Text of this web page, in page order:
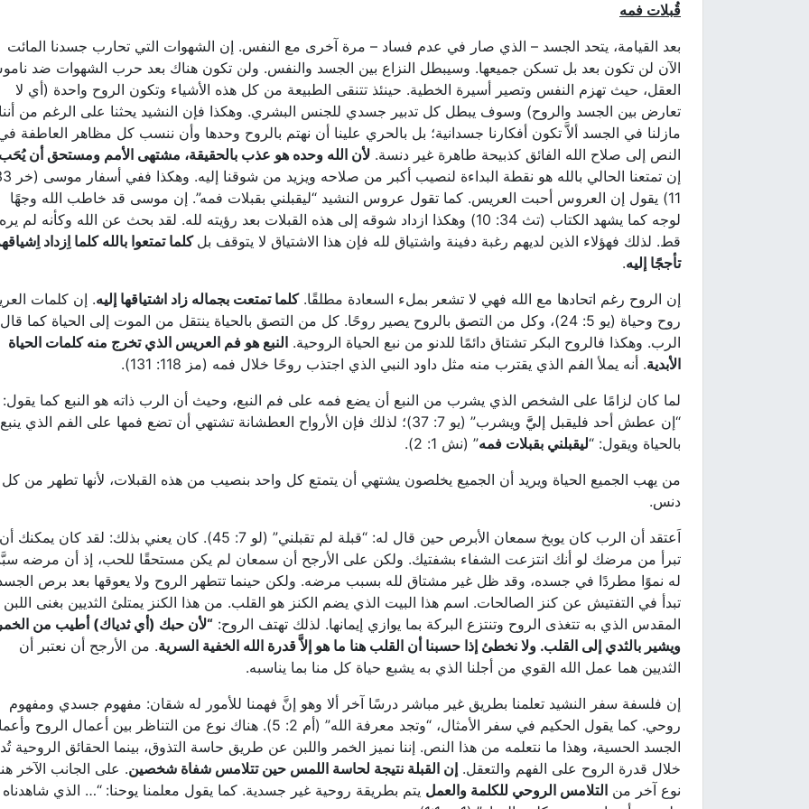
قُبلات فمه
بعد القيامة، يتحد الجسد – الذي صار في عدم فساد – مرة آخرى مع النفس. إن الشهوات التي تحارب جسدنا المائت
الآن لن تكون بعد بل تسكن جميعها. وسيبطل النزاع بين الجسد والنفس. ولن تكون هناك بعد حرب الشهوات ضد
العقل، حيث تهزم النفس وتصير أسيرة الخطية. حينئذ تتنقى الطبيعة من كل هذه الأشياء وتكون الروح واحدة (أي لا
تعارض بين الجسد والروح) وسوف يبطل كل تدبير جسدي للجنس البشري. وهكذا فإن النشيد يحثنا على الرغم من أننا
مازلنا في الجسد ألاَّ تكون أفكارنا جسدانية؛ بل بالحري علينا أن نهتم بالروح وحدها وأن ننسب كل مظاهر العاطفة
النص إلى صلاح الله الفائق كذبيحة طاهرة غير دنسة. لأن الله وحده هو عذب بالحقيقة، مشتهى الأمم ومستحق أن يُحَب
11) يقول إن العروس أحبت العريس. كما تقول عروس النشيد “ليقبلني بقبلات فمه”. إن موسى قد خاطب الله وجهًا
لوجه كما يشهد الكتاب (تث 34: 10) وهكذا ازداد شوقه إلى هذه القبلات بعد رؤيته لله. لقد بحث عن الله وكأنه لم يره
قط. لذلك فهؤلاء الذين لديهم رغبة دفينة واشتياق لله فإن هذا الاشتياق لا يتوقف بل كلما تمتعوا بالله كلما اِزداد
تأججًا إليه.
إن الروح رغم اتحادها مع الله فهي لا تشعر بملء السعادة مطلقًا.كلما تمتعت بجماله زاد اشتياقها إليه. إن كلمات
روح وحياة (يو 5: 24)، وكل من التصق بالروح يصير روحًا. كل من التصق بالحياة ينتقل من الموت إلى الحياة كما قال
الرب. وهكذا فالروح البكر تشتاق دائمًا للدنو من نبع الحياة الروحية. النبع هو فم العريس الذي تخرج منه كلمات الحياة
الأبدية. أنه يملأ الفم الذي يقترب منه مثل داود النبي الذي اجتذب روحًا خلال فمه (مز 118: 131).
لما كان لزامًا على الشخص الذي يشرب من النبع أن يضع فمه على فم النبع، وحيث أن الرب ذاته هو النبع كما يقول:
“إن عطش أحد فليقبل إليَّّ ويشرب” (يو 7: 37)؛ لذلك فإن الأرواح العطشانة تشتهي أن تضع فمها على الفم الذي ينبع
بالحياة ويقول: “ليقبلني بقبلات فمه” (نش 1: 2).
من يهب الجميع الحياة ويريد أن الجميع يخلصون يشتهي أن يتمتع كل واحد بنصيب من هذه القبلات، لأنها تطهر من كل
دنس.
اَعتقد أن الرب كان يوبخ سمعان الأبرص حين قال له: “قبلة لم تقبلني” (لو 7: 45). كان يعني بذلك: لقد كان يمكنك أن
تبرأ من مرضك لو أنك انتزعت الشفاء بشفتيك. ولكن على الأرجح أن سمعان لم يكن مستحقًا للحب، إذ أن مرضه
له نموًا مطردًا في جسده، وقد ظل غير مشتاق لله بسبب مرضه. ولكن حينما تتطهر الروح ولا يعوقها بعد برص
تبدأ في التفتيش عن كنز الصالحات. اسم هذا البيت الذي يضم الكنز هو القلب. من هذا الكنز يمتلئ الثديين بغنى اللبن
المقدس الذي به تتغذى الروح وتنتزع البركة بما يوازي إيمانها. لذلك تهتف الروح: “لأن حبك (أي ثدياك) أطيب من
ويشير بالثدي إلى القلب. ولا نخطئ إذا حسبنا أن القلب هنا ما هو إلاَّ قدرة الله الخفية السرية. من الأرجح أن نعتبر أن
الثديين هما عمل الله القوي من أجلنا الذي به يشبع حياة كل منا بما يناسبه.
إن فلسفة سفر النشيد تعلمنا بطريق غير مباشر درسًا آخر ألا وهو إنَّ فهمنا للأمور له شقان: مفهوم جسدي ومفهوم
روحي. كما يقول الحكيم في سفر الأمثال، “وتجد معرفة الله” (أم 2: 5). هناك نوع من التناظر بين أعمال الروح
الجسد الحسية، وهذا ما نتعلمه من هذا النص. إننا نميز الخمر واللبن عن طريق حاسة التذوق، بينما الحقائق الروحية
خلال قدرة الروح على الفهم والتعقل. إن القبلة نتيجة لحاسة اللمس حين تتلامس شفاة شخصين. على الجانب الآخر
نوع آخر من التلامس الروحي للكلمة والعمل يتم بطريقة روحية غير جسدية. كما يقول معلمنا يوحنا: “… الذي شاهدناه